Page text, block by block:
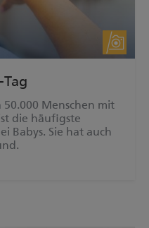
Menschen mit
die häufigste
Babys. Sie hat auch